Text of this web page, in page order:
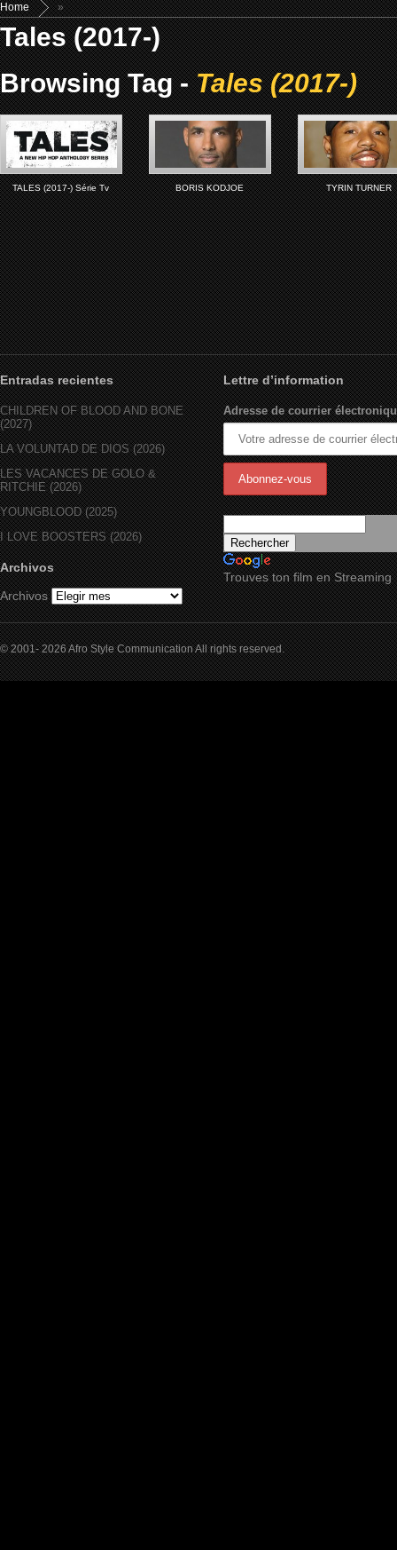
Home »
Tales (2017-)
Browsing Tag -Tales (2017-)
TALES (2017-) Série Tv BORIS KODJOE TYRIN TURNER
Entradas recientes
CHILDREN OF BLOOD AND BONE
(2027)
LA VOLUNTAD DE DIOS (2026)
LES VACANCES DE GOLO &
RITCHIE (2026)
YOUNGBLOOD (2025)
I LOVE BOOSTERS (2026)
Archivos
Archivos
Lettre d’information
Adresse de courrier
Trouves ton film en Streaming
© 2001- 2026 Afro Style Communication All rights reserved.